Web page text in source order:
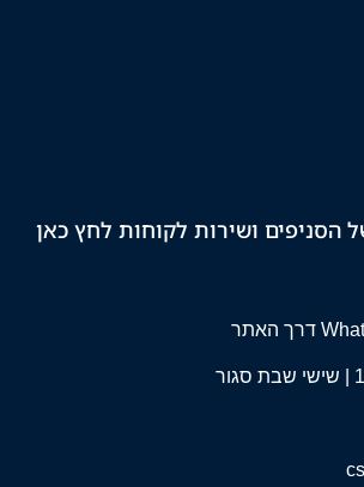
הסניפים ושירות לקוחות לחץ כאן